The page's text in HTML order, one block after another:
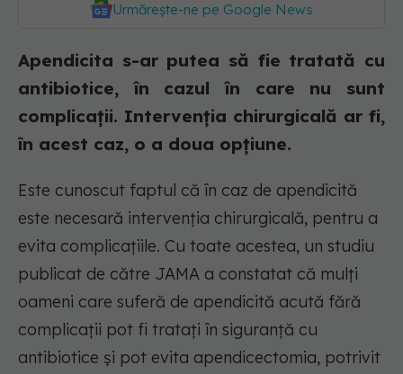
Urmărește-ne pe Google News
Apendicita s-ar putea să fie tratată cu
antibiotice, în cazul în care nu sunt
complicații. Intervenția chirurgicală ar fi,
în acest caz, o a doua opțiune.
Este cunoscut faptul că în caz de apendicită
este necesară intervenția chirurgicală, pentru a
evita complicațiile. Cu toate acestea, un studiu
publicat de către JAMA a constatat că mulți
oameni care suferă de apendicită acută fără
complicații pot fi tratați în siguranță cu
antibiotice și pot evita apendicectomia, potrivit